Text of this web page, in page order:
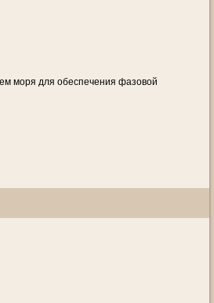
моря для обеспечения фазовой